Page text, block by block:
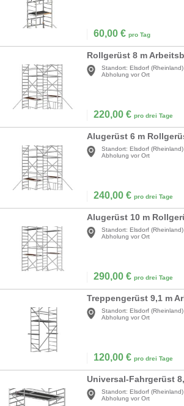
60,00 € pro Tag
Standort: Elsdorf (Rheinland)
Abholung vor Ort
220,00 € pro drei Tage
Standort: Elsdorf (Rheinland)
Abholung vor Ort
240,00 € pro drei Tage
Standort: Elsdorf (Rheinland)
Abholung vor Ort
290,00 € pro drei Tage
Standort: Elsdorf (Rheinland)
Abholung vor Ort
120,00 € pro drei Tage
Standort: Elsdorf (Rheinland)
Abholung vor Ort